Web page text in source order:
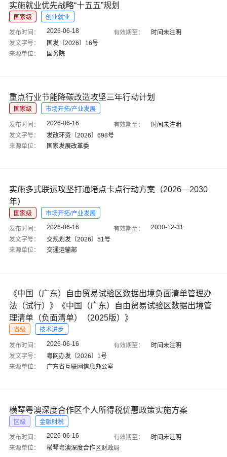
实施就业优先战略“十五五”规划
国家级 创业就业
发布时间： 2026-06-18 有效期至：
时间未注明
发文字号：
国发〔2026〕16号
来源单位：
国务院
重点行业节能降碳改造攻坚三年行动计划
国家级 市场开拓/产业发展
发布时间： 2026-06-16 有效期至：
时间未注明
发文字号：
发改环资〔2026〕698号
来源单位：
国家发展改革委
实施多式联运攻坚打通堵点卡点行动方案（2026—2030
年）
国家级 市场开拓/产业发展
发布时间： 2026-06-16 有效期至：
2030-12-31
发文字号：
交规划发〔2026〕51号
来源单位：
交通运输部
《中国（广东）自由贸易试验区数据出境负面清单管理办
法（试行）》《中国（广东）自由贸易试验区数据出境管
理清单（负面清单）（2025版）》
省级 技术进步
发布时间： 2026-06-16 有效期至：
时间未注明
发文字号：
粤网办发〔2026〕1号
来源单位：
广东省互联网信息办公室
横琴粤澳深度合作区个人所得税优惠政策实施方案
区级 金融财税
发布时间： 2026-06-16 有效期至：
时间未注明
来源单位：
横琴粤澳深度合作区财政局